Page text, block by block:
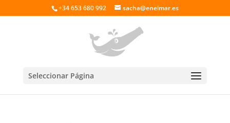
+34 653 680 992 sacha@enelmar.es
Seleccionar Página